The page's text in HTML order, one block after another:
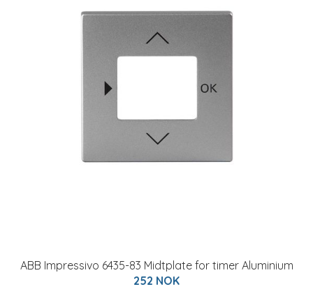
ABB Impressivo 6435-83 Midtplate for timer Aluminium
252 NOK